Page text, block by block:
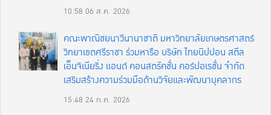
10:58 06 ส.ค. 2026
คณะพาณิชยนาวีนานาชาติ มหาวิทยาลัยเกษตรศาสตร์
วิทยาเขตศรีราชา ร่วมหารือ บริษัท ไทยนิปปอน สตีล
เอ็นจิเนียริ่ง แอนด์ คอนสตรัคชั่น คอร์ปอเรชั่น จำกัด
เสริมสร้างความร่วมมือด้านวิจัยและพัฒนาบุคลากร
15:48 24 ก.ค. 2026